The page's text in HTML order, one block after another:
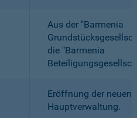
Aus der "Barmenia
die "Barmenia
Eröffnung der neuen
Hauptverwaltung.